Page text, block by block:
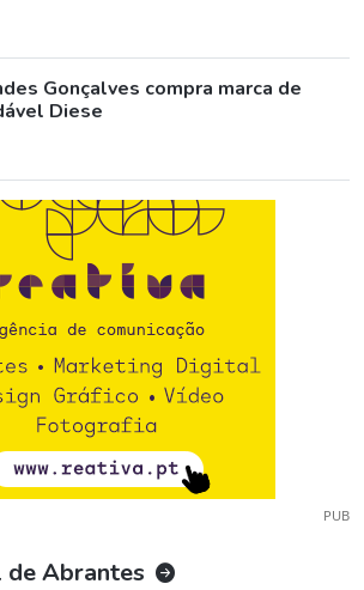
Gonçalves compra marca de
Diese
PUB
de Abrantes